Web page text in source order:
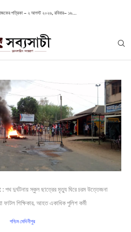
পত্রিকা – ২ আগস্ট ২০২৬, রবিবার– ১৬...
দুর্ঘটনায় স্কুল ছাত্রের মৃত্যু ঘিরে চরম উত্তেজনা
ফাটল শিক্ষিকার, আহত একাধিক পুলিশ কর্মী
পশ্চিম মেদিনীপুর